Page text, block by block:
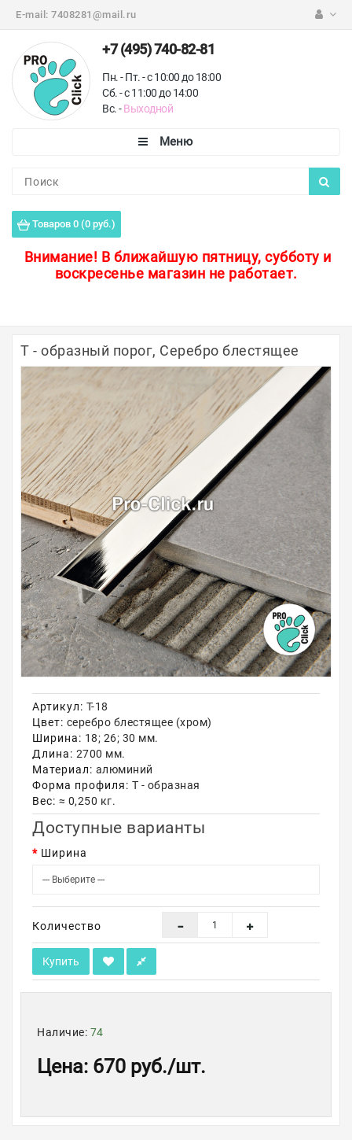
E-mail: 7408281@mail.ru
+7 (495) 740-82-81
Пн. - Пт. - с 10:00 до 18:00
Сб. - с 11:00 до 14:00
Вс. -Выходной
Товаров 0 (0 руб.)
Внимание! В ближайшую пятницу, субботу и
воскресенье магазин не работает.
Пороги для пола
Защитные уголки
Полосы из металла
Плинтуса
Профили для стекла и SPC
Обводы для труб
Алюминиевые профили
Крепёж и крепления
Садовая мебель
Оплата
Доставка
Самовывоз
Контакты
Акции
Т - образный порог, Серебро блестящее
Артикул: Т-18
Цвет: серебро блестящее (хром)
Ширина: 18; 26; 30 мм.
Длина: 2700 мм.
Материал: алюминий
Форма профиля: Т - образная
Вес: ≈ 0,250 кг.
Доступные варианты
Ширина
Количество
Купить
Наличие: 74
Цена: 670 руб./шт.